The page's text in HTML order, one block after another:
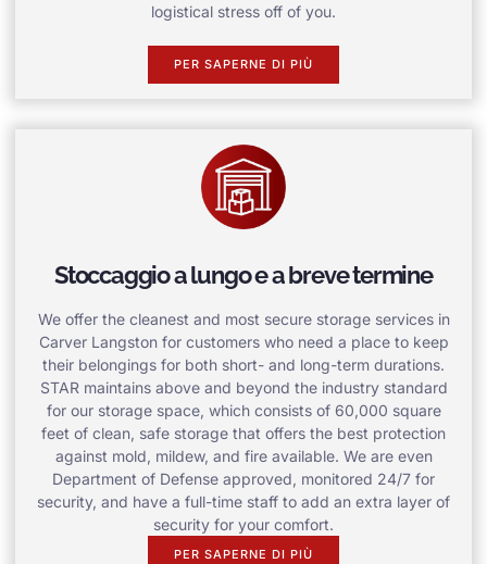
logistical stress off of you.
PER SAPERNE DI PIÙ
Stoccaggio a lungo e a breve termine
We offer the cleanest and most secure storage services in
Carver Langston for customers who need a place to keep
their belongings for both short- and long-term durations.
STAR maintains above and beyond the industry standard
for our storage space, which consists of 60,000 square
feet of clean, safe storage that offers the best protection
against mold, mildew, and fire available. We are even
Department of Defense approved, monitored 24/7 for
security, and have a full-time staff to add an extra layer of
security for your comfort.
PER SAPERNE DI PIÙ